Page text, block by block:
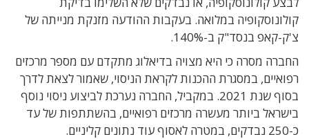
קולונוסקופיה במלואה. בעקבות ההודעה מזנקת מנייתה של
צ'ק-קאפ בנסד"ק ב-140%.
החברה מסרה כי היא מצויה בדיאלוג מתקדם עם מספר מרכזים
רפואיים, במסגרת ההכנות לקראת הניסוי, שאמור לצאת לדרך
בסוף שנת 2021. במקביל, החברה נערכת לביצוע ניסוי נוסף
בישראל ביותר מעשרה מרכזים רפואיים, בהשתתפות של עד
כ-250 נבדקים, במטרה לאסוף עוד נתונים קליניים.